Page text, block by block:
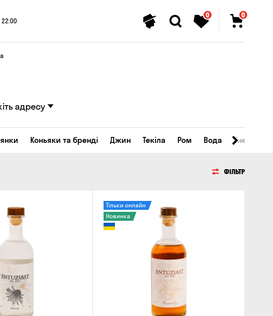
0 0
адресу
Коньяки та бренді Джин Текіла Ром Вода
ФІЛЬТР
Тільки онлайн
Новинка